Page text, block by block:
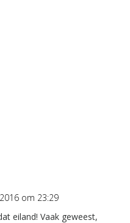
om 23:29
eiland! Vaak geweest,